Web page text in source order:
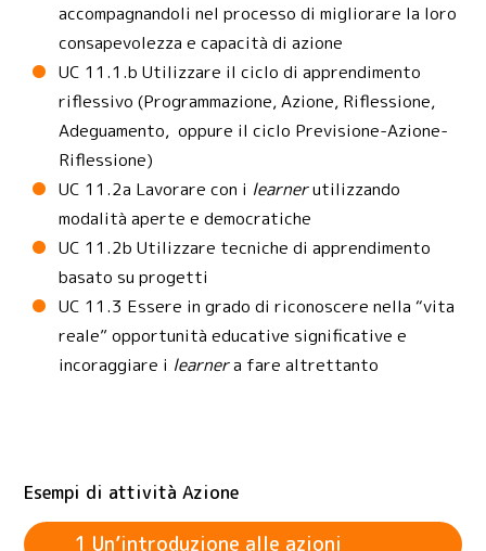
accompagnandoli nel processo di migliorare la loro
consapevolezza e capacità di azione
UC 11.1.b Utilizzare il ciclo di apprendimento
riflessivo (Programmazione, Azione, Riflessione,
Adeguamento, oppure il ciclo Previsione-Azione-
Riflessione)
UC 11.2a Lavorare con i learnerutilizzando
modalità aperte e democratiche
UC 11.2b Utilizzare tecniche di apprendimento
basato su progetti
UC 11.3 Essere in grado di riconoscere nella “vita
reale” opportunità educative significative e
incoraggiare i learnera fare altrettanto
Esempi di attività Azione
1 Un’introduzione alle azioni